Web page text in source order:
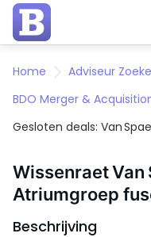
Home
Adviseur
BDO Merger &
Gesloten deals: Van
Wissenraet Van
Atriumgroep
Beschrijving